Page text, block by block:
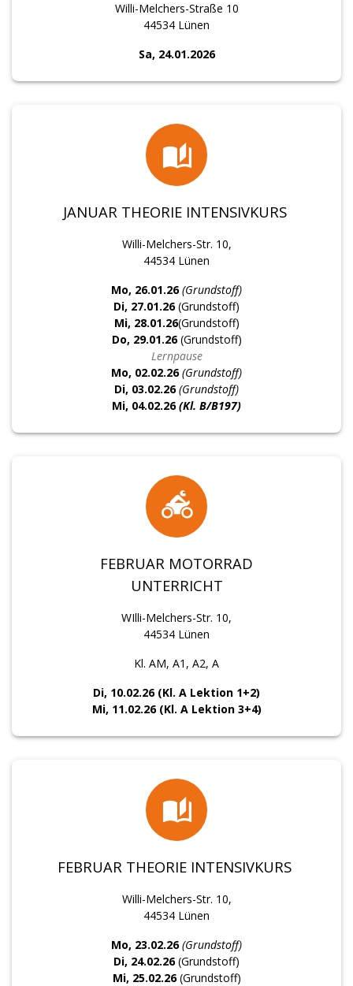
Willi-Melchers-Straße 10
44534 Lünen
Sa, 24.01.2026
JANUAR THEORIE INTENSIVKURS
Willi-Melchers-Str. 10,
44534 Lünen
Mo, 26.01.26(Grundstoff)
Di, 27.01.26(Grundstoff)
Mi, 28.01.26(Grundstoff)
Do, 29.01.26(Grundstoff)
Lernpause
Mo, 02.02.26(Grundstoff)
Di, 03.02.26(Grundstoff)
Mi, 04.02.26 (Kl. B/B197)
FEBRUAR MOTORRAD
UNTERRICHT
WIlli-Melchers-Str. 10,
44534 Lünen
Kl. AM, A1, A2, A
Di, 10.02.26 (Kl. A Lektion 1+2)
Mi, 11.02.26 (Kl. A Lektion 3+4)
FEBRUAR THEORIE INTENSIVKURS
Willi-Melchers-Str. 10,
44534 Lünen
Mo, 23.02.26(Grundstoff)
Di, 24.02.26(Grundstoff)
Mi, 25.02.26(Grundstoff)